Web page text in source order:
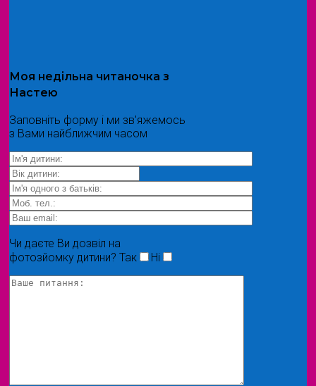
Моя недільна читаночка з
Настею
Заповніть форму і ми зв'яжемось
з Вами найближчим часом
Чи даєте Ви дозвіл на
фотозйомку дитини? Так Ні